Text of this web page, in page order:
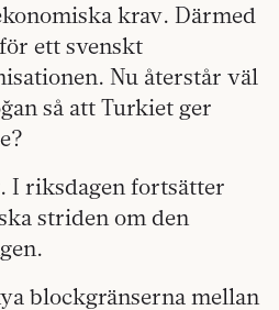
krav. Därmed
ett svenskt
Nu återstår väl
så att Turkiet ger
I riksdagen fortsätter
striden om den
blockgränserna mellan